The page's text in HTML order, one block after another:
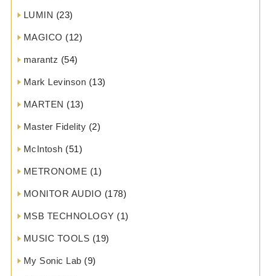
LUMIN (23)
MAGICO (12)
marantz (54)
Mark Levinson (13)
MARTEN (13)
Master Fidelity (2)
McIntosh (51)
METRONOME (1)
MONITOR AUDIO (178)
MSB TECHNOLOGY (1)
MUSIC TOOLS (19)
My Sonic Lab (9)